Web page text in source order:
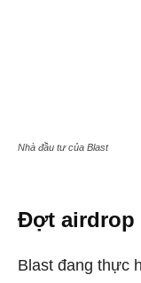
Nhà đầu tư của Blast
Đợt airdrop
Blast đang thực